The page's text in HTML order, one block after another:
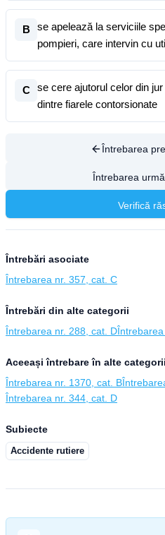
B
se apelează la serviciile
pompieri, care intervin cu
C
se cere ajutorul celor din
dintre fiarele contorsionate
Întrebarea
Întrebarea
Verifică
Întrebări asociate
Întrebarea nr. 357, cat. C
Întrebări din alte categorii
Întrebarea nr. 288, cat. D
Aceeași întrebare în alte categorii
Întrebarea nr. 1370, cat. B
Întrebarea nr. 344, cat. D
Subiecte
Accidente rutiere